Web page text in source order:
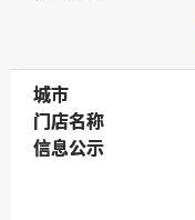
城市
城市
门店名称
门店名称
信息公示
信息公示